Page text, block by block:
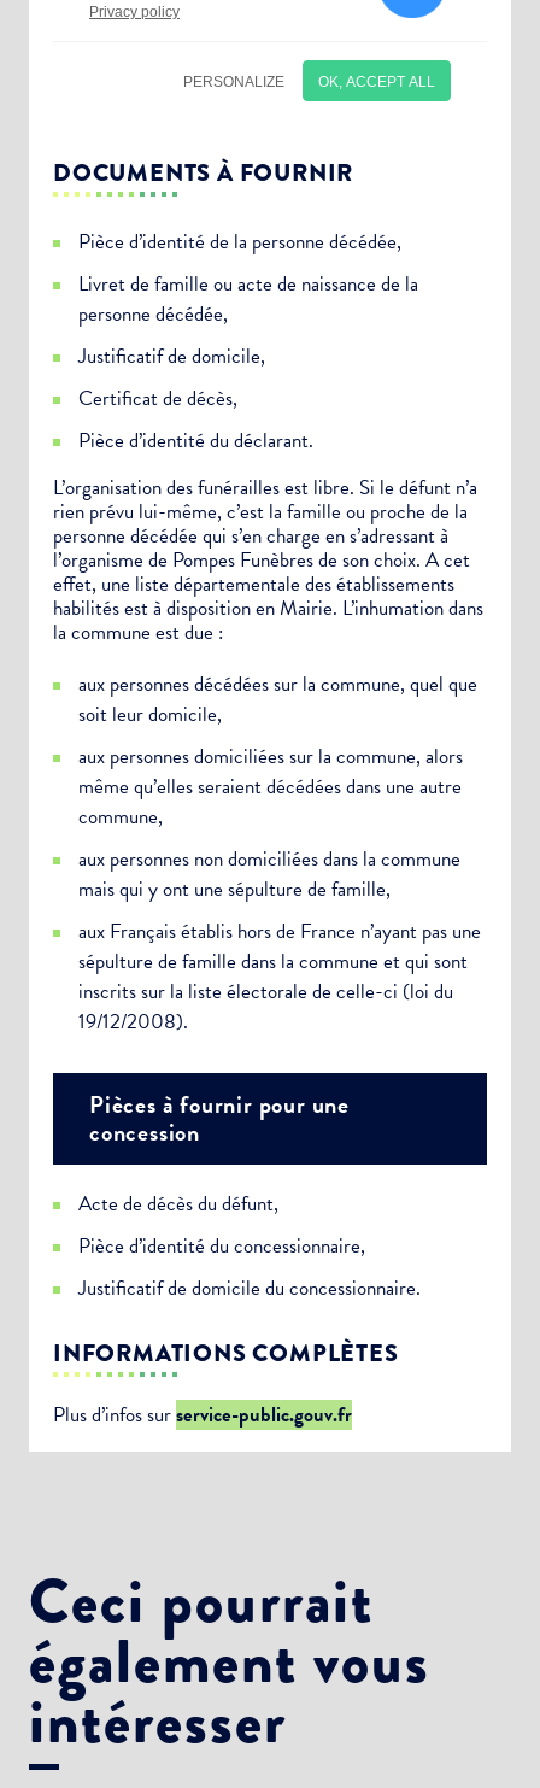
DOCUMENTS À FOURNIR
Pièce d’identité de la personne décédée,
Livret de famille ou acte de naissance de la
personne décédée,
Justificatif de domicile,
Certificat de décès,
Pièce d’identité du déclarant.
L’organisation des funérailles est libre. Si le défunt n’a
rien prévu lui-même, c’est la famille ou proche de la
personne décédée qui s’en charge en s’adressant à
l’organisme de Pompes Funèbres de son choix. A cet
effet, une liste départementale des établissements
habilités est à disposition en Mairie. L’inhumation dans
la commune est due :
aux personnes décédées sur la commune, quel que
soit leur domicile,
aux personnes domiciliées sur la commune, alors
même qu’elles seraient décédées dans une autre
commune,
aux personnes non domiciliées dans la commune
mais qui y ont une sépulture de famille,
aux Français établis hors de France n’ayant pas une
sépulture de famille dans la commune et qui sont
inscrits sur la liste électorale de celle-ci (loi du
19/12/2008).
Pièces à fournir pour une
concession
Acte de décès du défunt,
Pièce d’identité du concessionnaire,
Justificatif de domicile du concessionnaire.
INFORMATIONS COMPLÈTES
Plus d’infos surservice-public.gouv.fr
Ceci pourrait
également vous
intéresser
Choisissez votre abonnement :
Alertes Mail
Newsletter Culture
Newsletter Sport et Vie associative